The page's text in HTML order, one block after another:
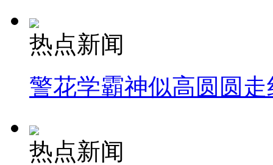
热点新闻
警花学霸神似高圆圆走
热点新闻